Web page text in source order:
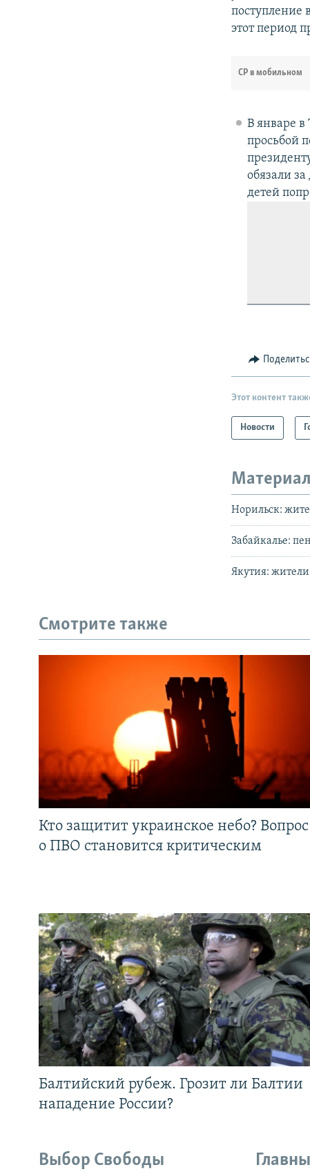
поступление
этот период
СР в мобильном
В январе
просьбой
обязали
детей
Этот контент
Новости
Норильск:
Забайкалье:
Якутия:
Смотрите также
Кто защитит украинское небо? Вопрос
о ПВО становится критическим
Балтийский рубеж. Грозит ли Балтии
нападение России?
Выбор Свободы